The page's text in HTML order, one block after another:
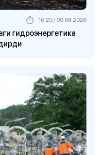
гидроэнергетика
16:20 / 09.08.2026